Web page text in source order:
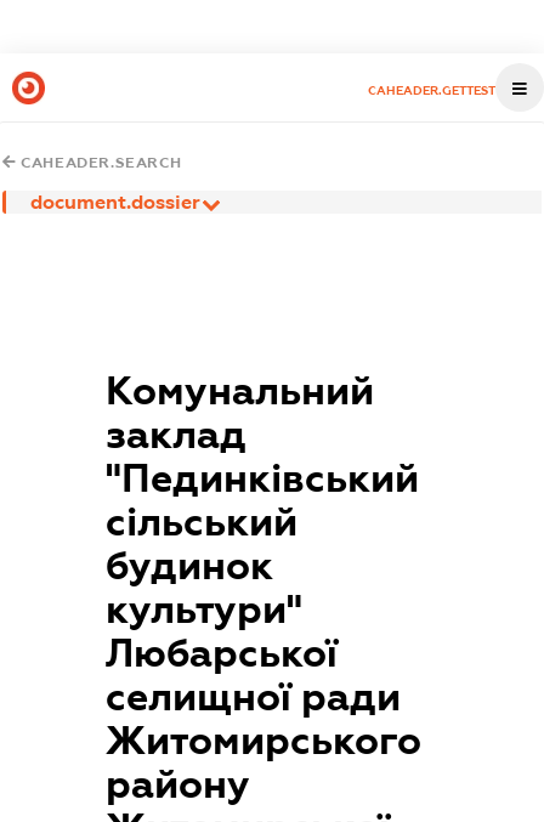
CAHEADER.GETTEST
CAHEADER.SEARCH
document.dossier
Комунальний
заклад
"Пединківський
сільський
будинок
культури"
Любарської
селищної ради
Житомирського
району